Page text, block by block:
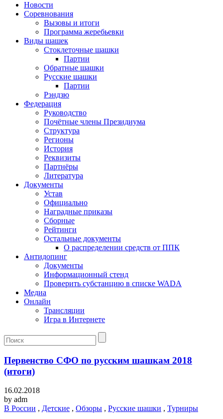
Новости
Соревнования
Вызовы и итоги
Программа жеребьевки
Виды шашек
Стоклеточные шашки
Партии
Обратные шашки
Русские шашки
Партии
Рэндзю
Федерация
Руководство
Почётные члены Президиума
Структура
Регионы
История
Реквизиты
Партнёры
Литература
Документы
Устав
Официально
Наградные приказы
Сборные
Рейтинги
Остальные документы
О распределении средств от ППК
Антидопинг
Документы
Информационный стенд
Проверить субстанцию в списке WADA
Медиа
Онлайн
Трансляции
Игра в Интернете
Первенство СФО по русским шашкам 2018
(итоги)
16.02.2018
by adm
В России , Детские , Обзоры , Русские шашки , Турниры